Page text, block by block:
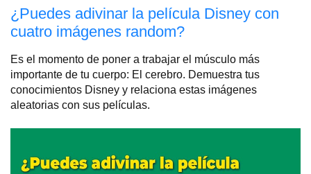
¿Puedes adivinar la película Disney con
cuatro imágenes random?
Es el momento de poner a trabajar el músculo más
importante de tu cuerpo: El cerebro. Demuestra tus
conocimientos Disney y relaciona estas imágenes
aleatorias con sus películas.